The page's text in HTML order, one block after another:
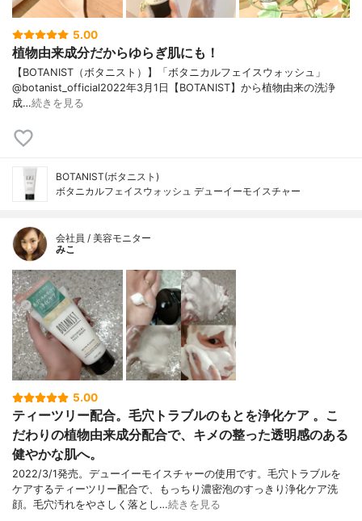
5.00
植物由来成分だからゆらぎ肌にも！
【BOTANIST（ボタニスト）】「ボタニカルフェイスウォッシュ」
@botanist_official2022年3月1日【BOTANIST】から植物由来の洗浄
成…続きを見る
BOTANIST(ボタニスト)
ボタニカルフェイスウォッシュ デューイーモイスチャー
会社員 / 美容モニター
みこ
5.00
ティーツリー配合。毛穴トラブルのもとを浄化ケア 。こ
だわりの植物由来成分配合で、キメの整った透明感のある
健やかな肌へ。
2022/3/1発売。デューイーモイスチャーの使用です。毛穴トラブルを
ケアするティーツリー配合で、もっちり濃密泡のすっきり浄化ケア洗
顔。毛穴汚れをやさしく落とし…続きを見る